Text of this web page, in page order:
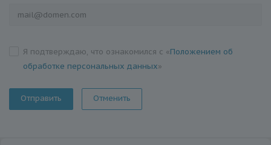
Я подтверждаю, что ознакомился с «Положением об
обработке персональных данных»
Отменить